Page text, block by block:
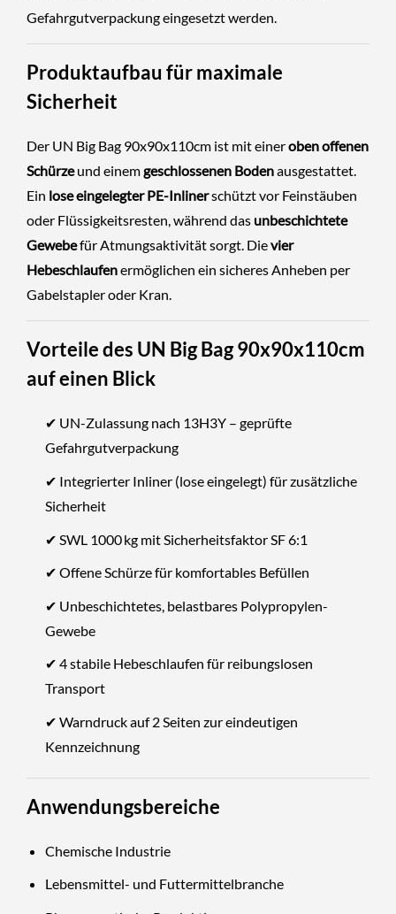
Gefahrgutverpackung eingesetzt werden.
Produktaufbau für maximale
Sicherheit
Der UN Big Bag 90x90x110cm ist mit eineroben offenen
Schürzeund einemgeschlossenen Bodenausgestattet.
Ein lose eingelegter PE-Inlinerschützt vor Feinstäuben
oder Flüssigkeitsresten, während das unbeschichtete
Gewebefür Atmungsaktivität sorgt. Dievier
Hebeschlaufenermöglichen ein sicheres Anheben per
Gabelstapler oder Kran.
Vorteile des UN Big Bag 90x90x110cm
auf einen Blick
✔ UN-Zulassung nach 13H3Y – geprüfte
Gefahrgutverpackung
✔ Integrierter Inliner (lose eingelegt) für zusätzliche
Sicherheit
✔ SWL 1000 kg mit Sicherheitsfaktor SF 6:1
✔ Offene Schürze für komfortables Befüllen
✔ Unbeschichtetes, belastbares Polypropylen-
Gewebe
✔ 4 stabile Hebeschlaufen für reibungslosen
Transport
✔ Warndruck auf 2 Seiten zur eindeutigen
Kennzeichnung
Anwendungsbereiche
Chemische Industrie
Lebensmittel- und Futtermittelbranche